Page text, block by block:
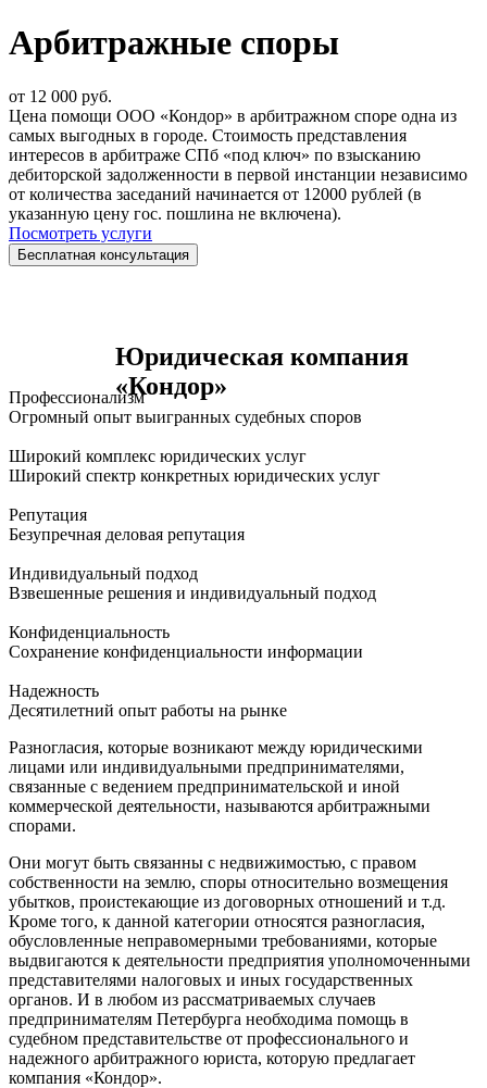
Арбитражные споры
от 12 000 руб.
Цена помощи ООО «Кондор» в арбитражном споре одна из
самых выгодных в городе. Стоимость представления
интересов в арбитраже СПб «под ключ» по взысканию
дебиторской задолженности в первой инстанции независимо
от количества заседаний начинается от 12000 рублей (в
указанную цену гос. пошлина не включена).
Посмотреть услуги
Бесплатная консультация
Юридическая компания
«Кондор»
Профессионализм
Огромный опыт выигранных судебных споров
Широкий комплекс юридических услуг
Широкий спектр конкретных юридических услуг
Репутация
Безупречная деловая репутация
Индивидуальный подход
Взвешенные решения и индивидуальный подход
Конфиденциальность
Сохранение конфиденциальности информации
Надежность
Десятилетний опыт работы на рынке
Разногласия, которые возникают между юридическими
лицами или индивидуальными предпринимателями,
связанные с ведением предпринимательской и иной
коммерческой деятельности, называются арбитражными
спорами.
Они могут быть связанны с недвижимостью, с правом
собственности на землю, споры относительно возмещения
убытков, проистекающие из договорных отношений и т.д.
Кроме того, к данной категории относятся разногласия,
обусловленные неправомерными требованиями, которые
выдвигаются к деятельности предприятия уполномоченными
представителями налоговых и иных государственных
органов. И в любом из рассматриваемых случаев
предпринимателям Петербурга необходима помощь в
судебном представительстве от профессионального и
надежного арбитражного юриста, которую предлагает
компания «Кондор».